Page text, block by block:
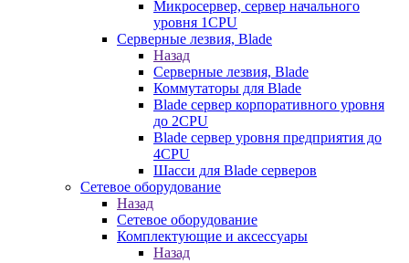
Микросервер, сервер начального
уровня 1CPU
Серверные лезвия, Blade
Назад
Серверные лезвия, Blade
Коммутаторы для Blade
Blade сервер корпоративного уровня
до 2CPU
Blade сервер уровня предприятия до
4CPU
Шасси для Blade серверов
Сетевое оборудование
Назад
Сетевое оборудование
Комплектующие и аксессуары
Назад